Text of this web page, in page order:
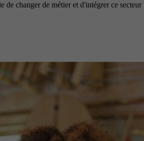
changer de métier et d'intégrer ce